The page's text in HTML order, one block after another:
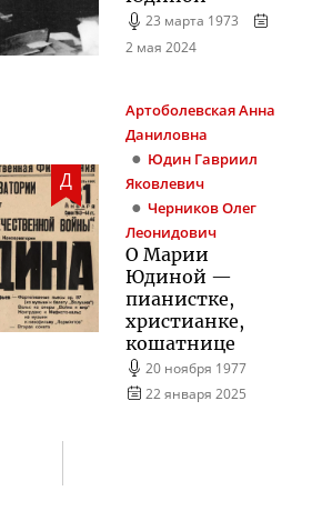
23 марта 1973
2 мая 2024
Д
АртоболевскаяАнна
Даниловна
Юдин Гавриил
Яковлевич
Черников Олег
Леонидович
О Марии
Юдиной —
пианистке,
христианке,
кошатнице
20 ноября 1977
22 января 2025